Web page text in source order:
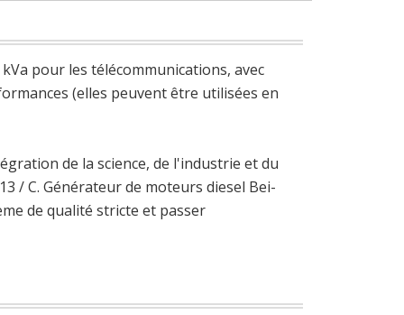
pour les télécommunications, avec
(elles peuvent être utilisées en
de la science, de l'industrie et du
/ C. Générateur de moteurs diesel Bei-
de qualité stricte et passer